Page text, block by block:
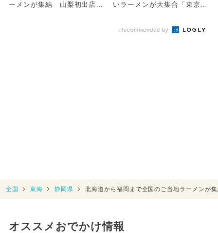
ーメンが集結 山梨初出店7
いラーメンが大集合「東京ラ
Recommended by
全国 東海 静岡県 北海道から福岡まで全国のご当地ラーメンが
オススメおでかけ情報